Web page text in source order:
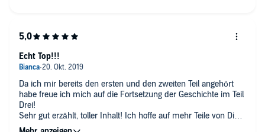
Da ich mir bereits den ersten und den zweiten Teil angehört
habe freue ich mich auf die Fortsetzung der Geschichte im Teil
Drei!
Sehr gut erzählt, toller Inhalt! Ich hoffe auf mehr Teile von Die
Finstersteins!!!
Echt Top!!!